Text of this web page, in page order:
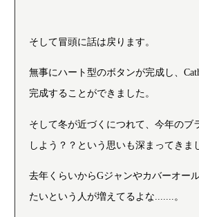
そして冒頭に話は戻ります。
無事にハート型のボタンが完成し、
完成することができました。
そして冬が近づくにつれて、今年のブ
しよう？？という思いも深まってきま
去年くらいからGジャンやカバーオー
たいという人が増えてるよな.......。